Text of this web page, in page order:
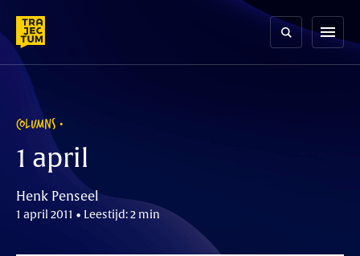
content
menu
COLUMNS
1 april
Henk Penseel
1 april 2011 • Leestijd: 2 min